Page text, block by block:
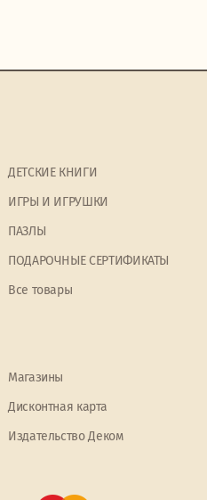
ДЕТСКИЕ КНИГИ
ИГРЫ И ИГРУШКИ
ПАЗЛЫ
ПОДАРОЧНЫЕ СЕРТИФИКАТЫ
Все товары
Магазины
Дисконтная карта
Издательство Деком